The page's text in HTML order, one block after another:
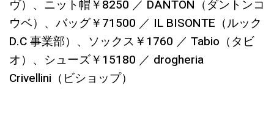
ヴ）、ニット帽￥8250 ／ DANTON（ダントンコ
ウベ）、バッグ￥71500 ／ IL BISONTE（ルック
D.C 事業部）、ソックス￥1760 ／ Tabio（タビ
オ）、シューズ￥15180 ／ drogheria
Crivellini（ビショップ）